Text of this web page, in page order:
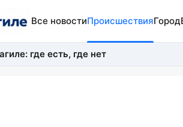
Все новостиПроисшествияГород
где есть, где нет